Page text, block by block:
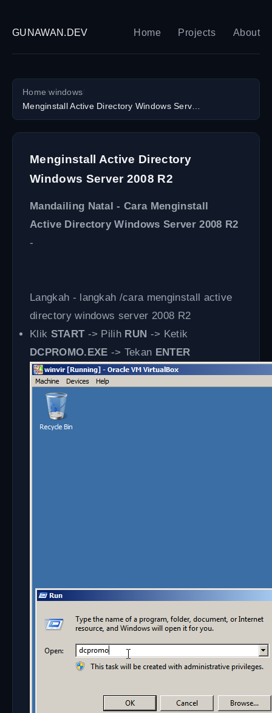
GUNAWAN.DEV Home Projects About
Home /windows
Menginstall Active Directory Windows Server 2008 R2
Menginstall Active Directory
Windows Server 2008 R2
Mandailing Natal - Cara Menginstall
Active Directory Windows Server 2008 R2
-
Langkah - langkah /cara menginstall active
directory windows server 2008 R2
Klik START -> Pilih RUN -> Ketik
DCPROMO.EXE -> Tekan ENTER